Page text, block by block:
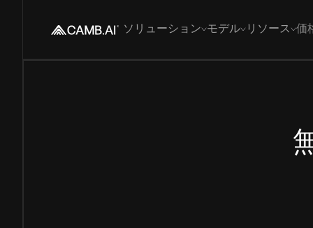
ソリューション モデル リソース 価